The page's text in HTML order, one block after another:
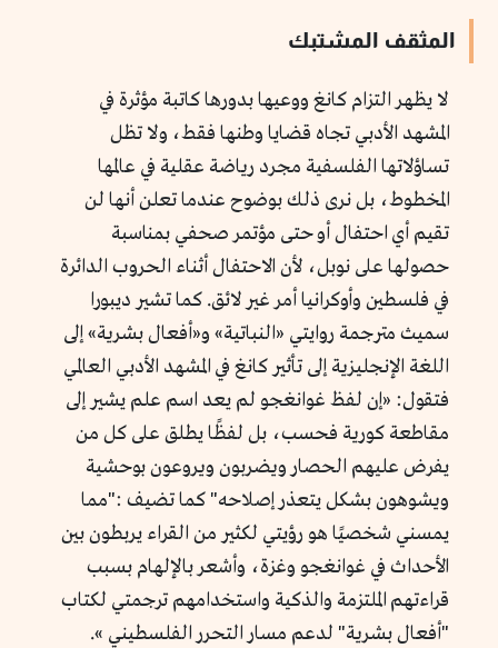
المثقف المشتبك
لا يظهر التزام كانغ ووعيها بدورها كاتبة مؤثرة في
المشهد الأدبي تجاه قضايا وطنها فقط، ولا تظل
تساؤلاتها الفلسفية مجرد رياضة عقلية في عالمها
المخطوط، بل نرى ذلك بوضوح عندما تعلن أنها لن
تقيم أي احتفال أو حتى مؤتمر صحفي بمناسبة
حصولها على نوبل، لأن الاحتفال أثناء الحروب الدائرة
في فلسطين وأوكرانيا أمر غير لائق. كما تشير ديبورا
سميث مترجمة روايتي «النباتية» و«أفعال بشرية» إلى
اللغة الإنجليزية إلى تأثير كانغ في المشهد الأدبي العالمي
فتقول: «إن لفظ غوانغجو لم يعد اسم علم يشير إلى
مقاطعة كورية فحسب، بل لفظًا يطلق على كل من
يفرض عليهم الحصار ويضربون ويروعون بوحشية
ويشوهون بشكل يتعذر إصلاحه" كما تضيف :"مما
يمسني شخصيًا هو رؤيتي لكثير من القراء يربطون بين
الأحداث في غوانغجو وغزة، وأشعر بالإلهام بسبب
قراءتهم الملتزمة والذكية واستخدامهم ترجمتي لكتاب
"أفعال بشرية" لدعم مسار التحرر الفلسطيني ».